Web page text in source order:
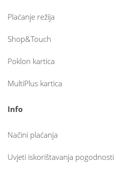
Plaćanje režija
Shop&Touch
Poklon kartica
MultiPlus kartica
Info
Načini plaćanja
Uvjeti iskorištavanja pogodnosti